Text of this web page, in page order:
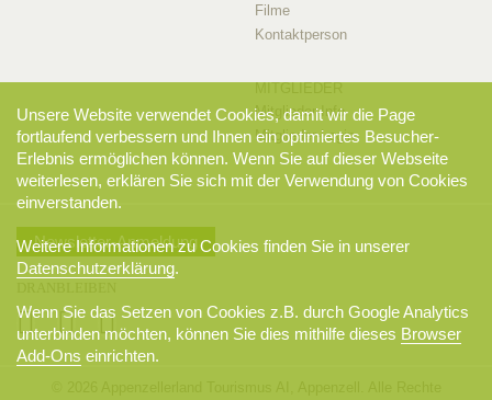
Filme
Kontaktperson
MITGLIEDER
Mitglieder-Info
Mitglieder-Login
Newsletter-Anmeldung
Unsere Website verwendet Cookies, damit wir die Page
fortlaufend verbessern und Ihnen ein optimiertes Besucher-
Erlebnis ermöglichen können. Wenn Sie auf dieser Webseite
weiterlesen, erklären Sie sich mit der Verwendung von Cookies
einverstanden.
Weitere Informationen zu Cookies finden Sie in unserer
Datenschutzerklärung.
Wenn Sie das Setzen von Cookies z.B. durch Google Analytics
unterbinden möchten, können Sie dies mithilfe dieses Browser
Add-Ons einrichten.